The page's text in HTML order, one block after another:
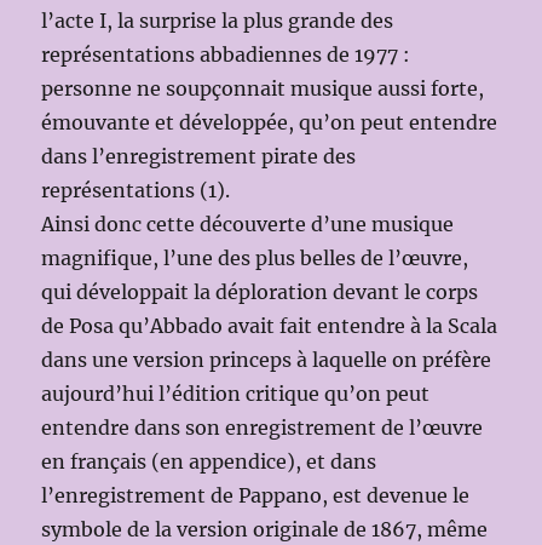
l’acte I, la surprise la plus grande des
représentations abbadiennes de 1977 :
personne ne soupçonnait musique aussi forte,
émouvante et développée, qu’on peut entendre
dans l’enregistrement pirate des
représentations (1).
Ainsi donc cette découverte d’une musique
magnifique, l’une des plus belles de l’œuvre,
qui développait la déploration devant le corps
de Posa qu’Abbado avait fait entendre à la Scala
dans une version princeps à laquelle on préfère
aujourd’hui l’édition critique qu’on peut
entendre dans son enregistrement de l’œuvre
en français (en appendice), et dans
l’enregistrement de Pappano, est devenue le
symbole de la version originale de 1867, même